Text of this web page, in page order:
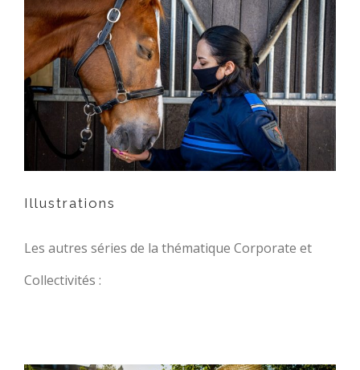
Illustrations
Illustrations
Les autres séries de la thématique Corporate et
Collectivités :